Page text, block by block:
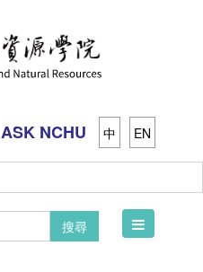
ASK NCHU 中 EN
搜尋
Toggle